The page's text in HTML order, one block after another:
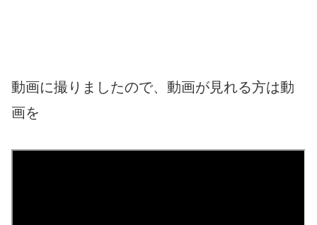
動画に撮りましたので、動画が見れる方は動
画を